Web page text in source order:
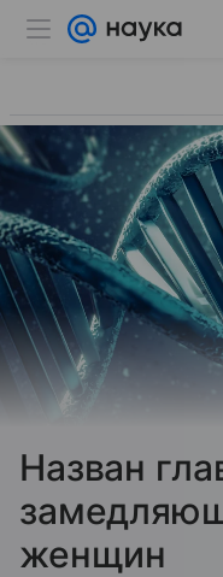
Назван
женщин